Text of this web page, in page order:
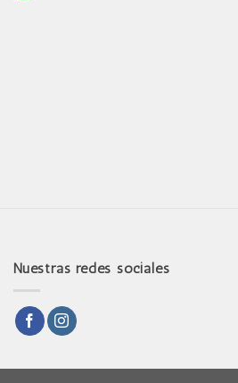
Nuestras redes sociales